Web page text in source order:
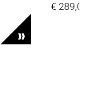
€ 289,00